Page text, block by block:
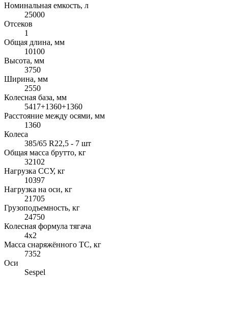
Номинальная емкость, л
25000
Отсеков
1
Общая длина, мм
10100
Высота, мм
3750
Ширина, мм
2550
Колесная база, мм
5417+1360+1360
Расстояние между осями, мм
1360
Колеса
385/65 R22,5 - 7 шт
Общая масса брутто, кг
32102
Нагрузка ССУ, кг
10397
Нагрузка на оси, кг
21705
Грузоподъемность, кг
24750
Колесная формула тягача
4x2
Масса снаряжённого ТС, кг
7352
Оси
Sespel